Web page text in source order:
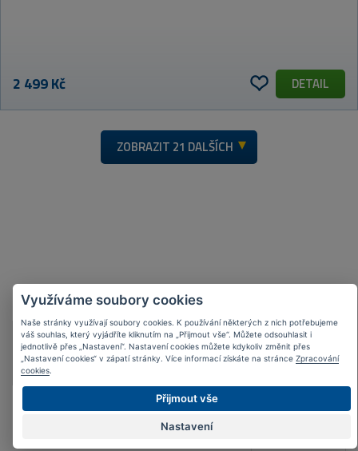
2 499 Kč DETAIL
ZOBRAZIT 21 DALŠÍCH
Nejoblíbenějšíznačky
Využíváme soubory cookies
Naše stránky využívají soubory cookies. K používání některých z nich potřebujeme
váš souhlas, který vyjádříte kliknutím na „Přijmout vše“. Můžete odsouhlasit i
jednotlivě přes „Nastavení“. Nastavení cookies můžete kdykoliv změnit přes
„Nastavení cookies“ v zápatí stránky. Více informací získáte na stránce Zpracování
cookies.
Přijmout vše
Nastavení